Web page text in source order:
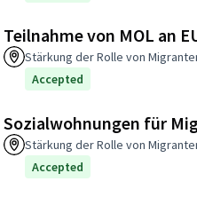
Teilnahme von MOL an
Stärkung der Rolle von
Accepted
Sozialwohnungen für
Stärkung der Rolle von
Accepted